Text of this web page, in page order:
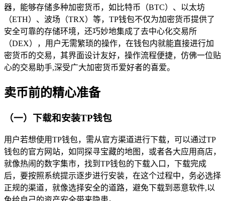
器，能够存储多种加密货币，如比特币（BTC）、以太坊
（ETH）、波场（TRX）等，TP钱包不仅为加密货币提供了
安全可靠的存储环境，还巧妙地集成了去中心化交易所
（DEX），用户无需繁琐的操作，在钱包内就能直接进行加
密货币的交易，其界面设计友好，操作流程便捷，仿佛一位贴
心的交易助手,深受广大加密货币爱好者的喜爱。
卖币前的精心准备
（一）下载和安装TP钱包
用户若想使用TP钱包，需从官方渠道进行下载，可以通过TP
钱包的官方网站，如同探寻宝藏的地图，或者各大应用商店，
就像热闹的数字集市，找到TP钱包的下载入口，下载完成
后，要按照系统提示逐步进行安装，在这个过程中，务必选择
正规的渠道，就像选择安全的道路，避免下载到恶意软件,以